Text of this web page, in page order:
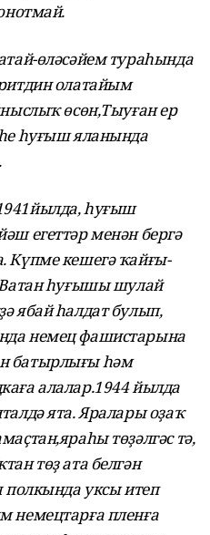
өләсәйем тураһында
олатайым
өсөн,Тыуған ер
һуғыш яланында
һуғыш
егеттәр менән бергә
Күпме кешегә ҡайғы-
Ватан һуғышы шулай
ябай һалдат булып,
немец фашистарына
батырлығы һәм
алалар.1944 йылда
ята. Яралары оҙаҡ
төҙәлгәс тә,
төҙ ата белгән
полкында уксы итеп
немецтарға пленға